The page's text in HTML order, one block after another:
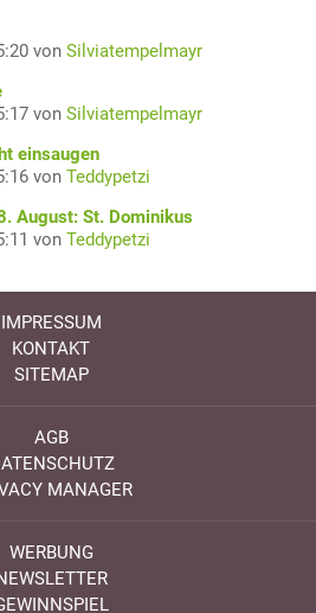
von Silviatempelmayr
von Silviatempelmayr
einsaugen
von Teddypetzi
August: St. Dominikus
von Teddypetzi
IMPRESSUM
KONTAKT
SITEMAP
AGB
MANAGER
WERBUNG